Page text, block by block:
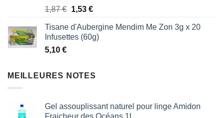
Note5.00
1,87€ Le
initial
était :
1,53 €Le
actuel
est :
Tisane d'Aubergine Mendim Me Zon 3g x 20
Infusettes (60g)
5,10 €
MEILLEURES NOTES
Gel assouplissant naturel pour linge Amidon
Fraicheur des Océans 1L